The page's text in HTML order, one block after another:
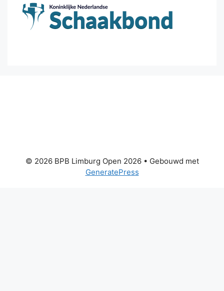
© 2026 BPB Limburg Open 2026• Gebouwd met
GeneratePress